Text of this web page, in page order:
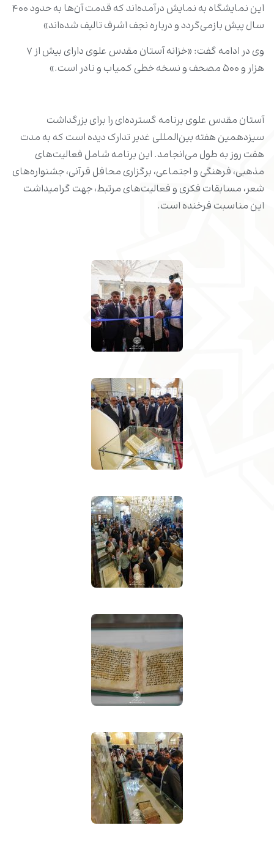
این نمایشگاه به نمایش درآمده‌اند که قدمت آن‌ها به حدود ۴۰۰
سال پیش بازمی‌گردد و درباره نجف اشرف تالیف شده‌اند»
وی در ادامه گفت: «خزانه آستان مقدس علوی دارای بیش از ۷
هزار و ۵۰۰ مصحف و نسخه‌ خطی کمیاب و نادر است.»
آستان مقدس علوی برنامه گسترده‌ای را برای بزرگداشت
سیزدهمین هفته بین‌المللی غدیر تدارک دیده است که به مدت
هفت روز به طول می‌انجامد. این برنامه شامل فعالیت‌های
مذهبی، فرهنگی و اجتماعی، برگزاری محافل قرآنی، جشنواره‌های
شعر، مسابقات فکری و فعالیت‌های مرتبط، جهت گرامیداشت
این مناسبت فرخنده است.